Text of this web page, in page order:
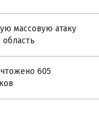
массовую атаку
605